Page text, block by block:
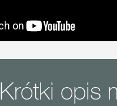
Krótki opis